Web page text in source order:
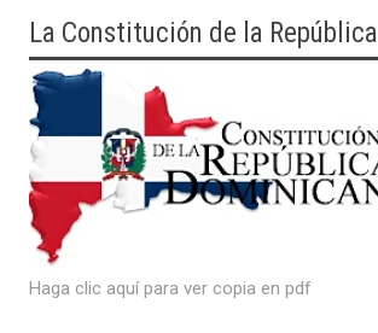
La Constitución de la República
Haga clic aquí para ver copia en pdf